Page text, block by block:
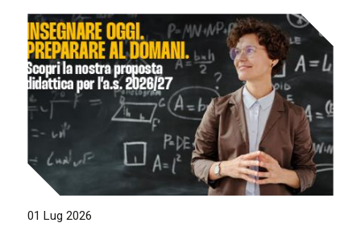
01 Lug 2026